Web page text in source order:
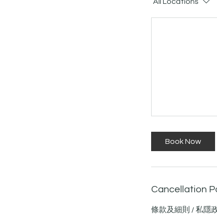
Book Now
Cancellation
條款及細則 / 私隱